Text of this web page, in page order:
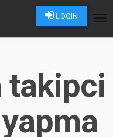
LOGIN
takipci